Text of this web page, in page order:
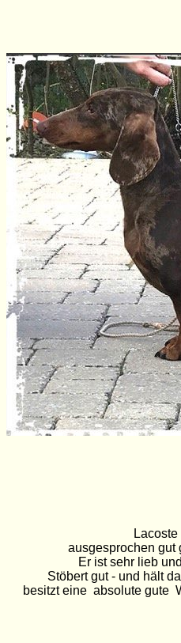
ausgesprochen gut
Er ist sehr lieb
Stöbert gut - und hält
besitzt eine absolute gute